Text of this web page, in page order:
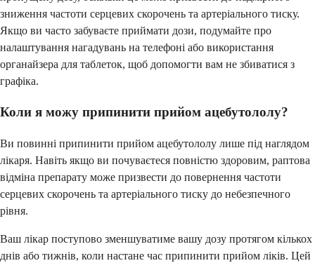
зниження частоти серцевих скорочень та артеріального тиску.
Якщо ви часто забуваєте приймати дози, подумайте про
налаштування нагадувань на телефоні або використання
органайзера для таблеток, щоб допомогти вам не збиватися з
графіка.
Коли я можу припинити прийом ацебутололу?
Ви повинні припинити прийом ацебутололу лише під наглядом
лікаря. Навіть якщо ви почуваєтеся повністю здоровим, раптова
відміна препарату може призвести до повернення частоти
серцевих скорочень та артеріального тиску до небезпечного
рівня.
Ваш лікар поступово зменшуватиме вашу дозу протягом кількох
днів або тижнів, коли настане час припинити прийом ліків. Цей